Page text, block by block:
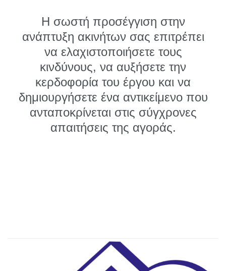
Η σωστή προσέγγιση στην
ανάπτυξη ακινήτων σας επιτρέπει
να ελαχιστοποιήσετε τους
κινδύνους, να αυξήσετε την
κερδοφορία του έργου και να
δημιουργήσετε ένα αντικείμενο που
ανταποκρίνεται στις σύγχρονες
απαιτήσεις της αγοράς.